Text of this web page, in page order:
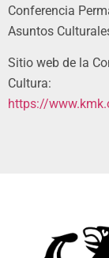
Conferencia
Asuntos
Sitio web de la
Cultura:
https://